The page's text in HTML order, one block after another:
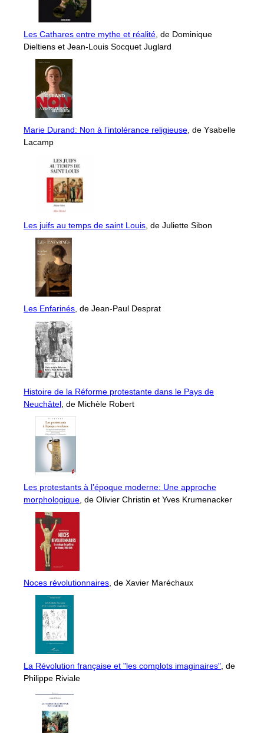
Les Cathares entre mythe et réalité , de Dominique
Dieltiens et Jean-Louis Socquet Juglard
Marie Durand: Non à l’intolérance religieuse , de Ysabelle
Lacamp
Les juifs au temps de saint Louis , de Juliette Sibon
Les Enfarinés , de Jean-Paul Desprat
Histoire de la Réforme protestante dans le Pays de
Neuchâtel , de Michèle Robert
Les protestants à l’époque moderne: Une approche
morphologique , de Olivier Christin et Yves Krumenacker
Noces révolutionnaires , de Xavier Maréchaux
La Révolution française et "les complots imaginaires" , de
Philippe Riviale